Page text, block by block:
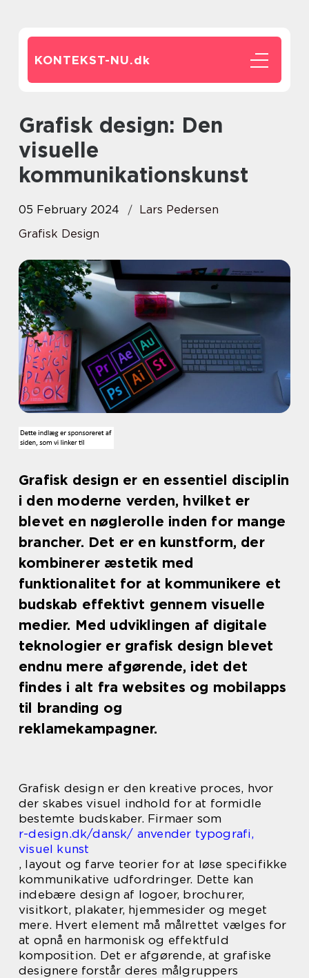
KONTEKST-NU.dk
Grafisk design: Den
visuelle
kommunikationskunst
05 February 2024
Lars Pedersen
Grafisk Design
Grafisk design er en essentiel disciplin
i den moderne verden, hvilket er
blevet en nøglerolle inden for mange
brancher. Det er en kunstform, der
kombinerer æstetik med
funktionalitet for at kommunikere et
budskab effektivt gennem visuelle
medier. Med udviklingen af digitale
teknologier er grafisk design blevet
endnu mere afgørende, idet det
findes i alt fra websites og mobilapps
til branding og
reklamekampagner.
Grafisk design er den kreative proces, hvor
der skabes visuel indhold for at formidle
bestemte budskaber. Firmaer som
r-design.dk/dansk/ anvender typografi,
visuel kunst
, layout og farve teorier for at løse specifikke
kommunikative udfordringer. Dette kan
indebære design af logoer, brochurer,
visitkort, plakater, hjemmesider og meget
mere. Hvert element må målrettet vælges for
at opnå en harmonisk og effektfuld
komposition. Det er afgørende, at grafiske
designere forstår deres målgruppers